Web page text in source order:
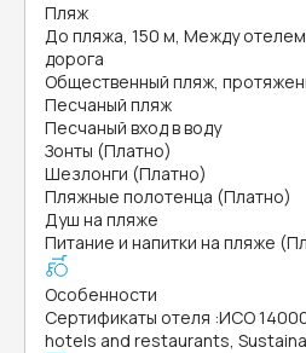
Пляж
До пляжа, 150 м, Между
дорога
Общественный пляж,
Песчаный пляж
Песчаный вход в воду
Зонты (Платно)
Шезлонги (Платно)
Пляжные полотенца (Платно)
Душ на пляже
Питание и напитки на пляже
Особенности
Сертификаты отеля :ИСО
hotels and restaurants,